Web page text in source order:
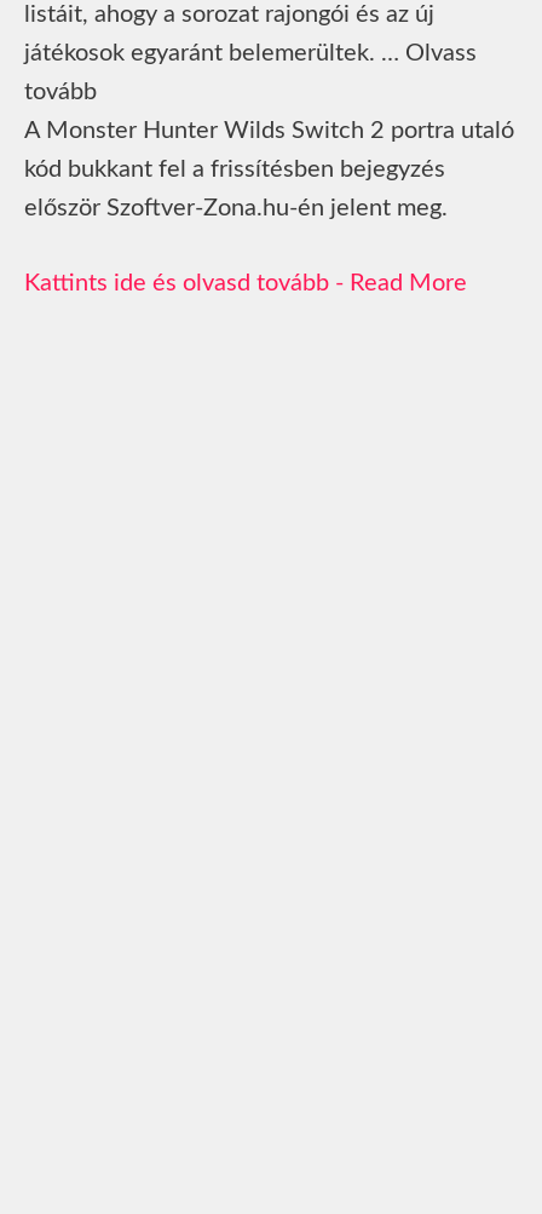
listáit, ahogy a sorozat rajongói és az új
játékosok egyaránt belemerültek. … Olvass
tovább
A Monster Hunter Wilds Switch 2 portra utaló
kód bukkant fel a frissítésben bejegyzés
először Szoftver-Zona.hu-én jelent meg.
Read More